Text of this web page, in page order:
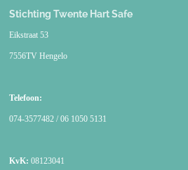
Stichting Twente Hart Safe
Eikstraat 53
7556TV Hengelo
Telefoon:
074-3577482 / 06 1050 5131
KvK: 08123041